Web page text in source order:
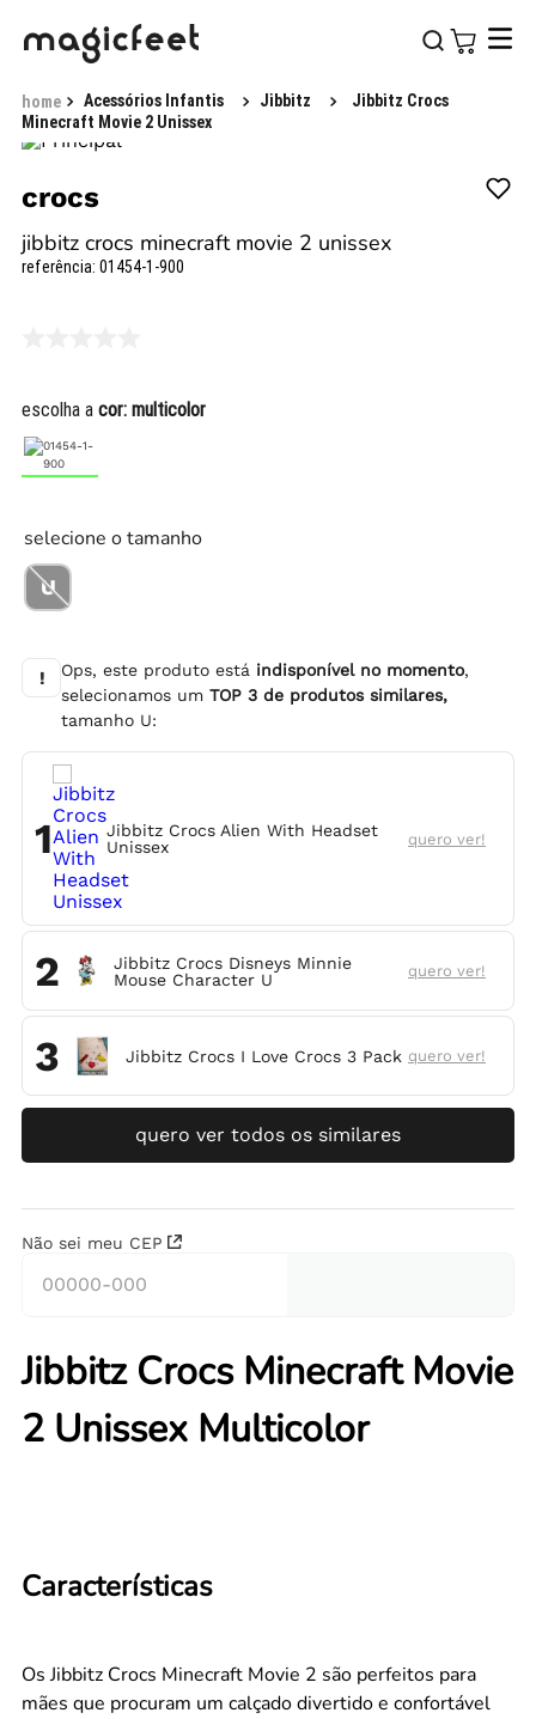
Acessórios Infantis Jibbitz
Jibbitz Crocs
Minecraft Movie 2 Unissex
crocs
jibbitz crocs minecraft movie 2 unissex
referência: 01454-1-900
escolha a cor: multicolor
selecione o tamanho
U
! Ops, este produto está indisponível no momento,
selecionamos um TOP 3de produtos similares,
tamanho U:
1
Jibbitz Crocs Alien With Headset
Unissex
quero ver!
2
Jibbitz Crocs Disneys Minnie
Mouse Character U
quero ver!
3 Jibbitz Crocs I Love Crocs 3 Pack quero ver!
quero ver todos os similares
Não sei meu CEP
Jibbitz Crocs Minecraft Movie
2 Unissex Multicolor
Características
Os Jibbitz Crocs Minecraft Movie 2 são perfeitos para
mães que procuram um calçado divertido e confortável